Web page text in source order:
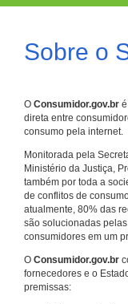
Sobre o
O Consumidor.gov.br
direta entre
consumo pela internet.
Monitorada pela
Ministério da Justiça,
também por toda a
de conflitos de
atualmente, 80% das
são solucionadas
consumidores em um
O Consumidor.gov.br
fornecedores e o
premissas: